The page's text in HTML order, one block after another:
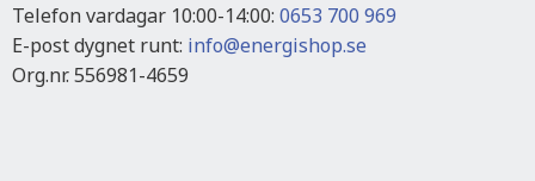
Telefon vardagar 10:00-14:00: 0653 700 969
E-post dygnet runt: info@energishop.se
Org.nr. 556981-4659